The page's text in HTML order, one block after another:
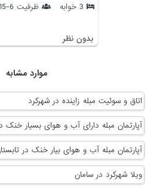
3 خوابه ظرفیت 6-15 نفر
بدون نظر
موارد مشابه
اتاق و سوئیت مبله زاینده در شهرکرد
آپارتمان مبله دارای آب و هوای بسیار خنک
آپارتمان مبله آب و هوای بیار خنک در
ویلا شهرکرد در سامان